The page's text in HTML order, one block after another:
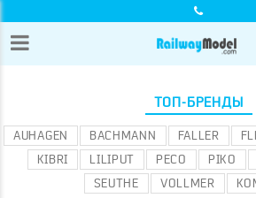
ТОП-БРЕНДЫ
AUHAGEN BACHMANN FALLER
KIBRI
LILIPUT PECO PIKO
SEUTHE
VOLLMER